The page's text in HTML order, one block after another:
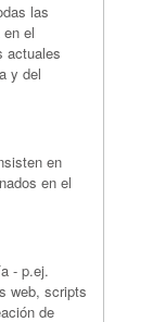
las
el
actuales
y del
en
en el
- p.ej.
web, scripts
de